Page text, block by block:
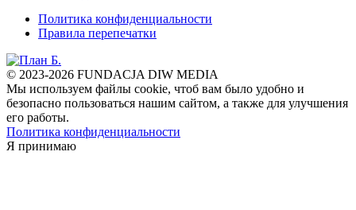
Политика конфиденциальности
Правила перепечатки
© 2023-2026 FUNDACJA DIW MEDIA
Мы используем файлы cookie, чтоб вам было удобно и
безопасно пользоваться нашим сайтом, а также для улучшения
его работы.
Политика конфиденциальности
Я принимаю